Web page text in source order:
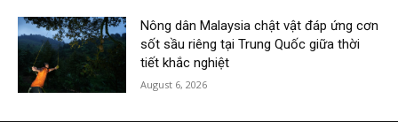
Nông dân Malaysia chật vật đáp ứng cơn
sốt sầu riêng tại Trung Quốc giữa thời
tiết khắc nghiệt
August 6, 2026